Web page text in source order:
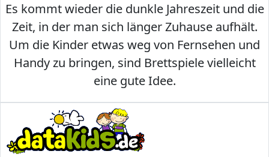
Es kommt wieder die dunkle Jahreszeit und die
Zeit, in der man sich länger Zuhause aufhält.
Um die Kinder etwas weg von Fernsehen und
Handy zu bringen, sind Brettspiele vielleicht
eine gute Idee.